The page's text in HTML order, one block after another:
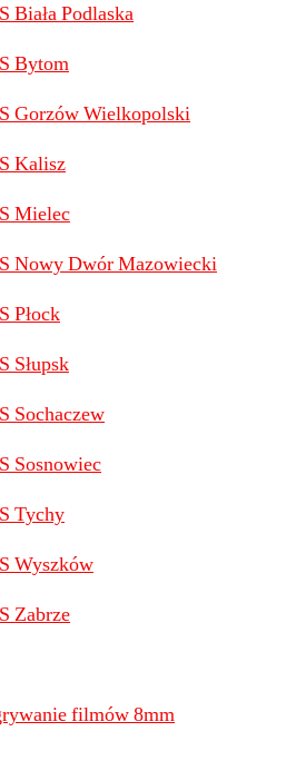
Biała Podlaska
Bytom
Gorzów Wielkopolski
Kalisz
Mielec
Nowy Dwór Mazowiecki
Płock
Słupsk
Sochaczew
Sosnowiec
Tychy
Wyszków
Zabrze
filmów 8mm